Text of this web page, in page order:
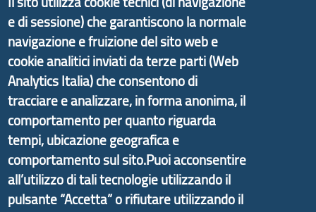
Il portale di marketing territoriale e sviluppo locale
di Genova Città Metropolitana si è sviluppato a
partire dal progetto nazionale Aree Interne
promosso dal Dipartimento per lo Sviluppo
Economico e finalizzato al rilancio socio-economico
delle valli dell’entroterra. In particolare fornisce
informazioni ed aggiornamenti sullaStrategia
d'Area Antola-Tigullio, in collaborazione con Regione
e di sessione) che garantiscono la normale
navigazione e fruizione del sito web e
cookie analitici inviati da terze parti (Web
Analytics Italia) che consentono di
tracciare e analizzare, in forma anonima, il
comportamento per quanto riguarda
tempi, ubicazione geografica e
comportamento sul sito.Puoi acconsentire
all’utilizzo di tali tecnologie utilizzando il
pulsante “Accetta” o rifiutare utilizzando il